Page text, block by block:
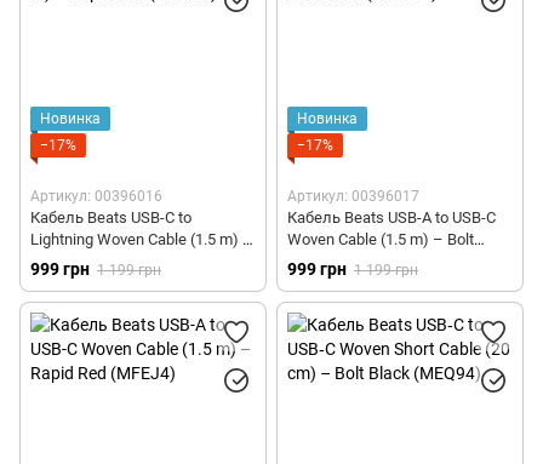
Новинка
−17%
Артикул: 00396016
Кабель Beats USB-C to
Lightning Woven Cable (1.5 m) –
Rapid Red (MFEH4)
999 грн 1 199 грн
Новинка
−17%
Артикул: 00396017
Кабель Beats USB-A to USB-C
Woven Cable (1.5 m) – Bolt
Black (MDGG4)
999 грн 1 199 грн